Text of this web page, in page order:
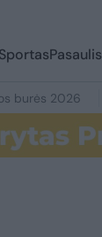
SportasPasaulis
burės 2026